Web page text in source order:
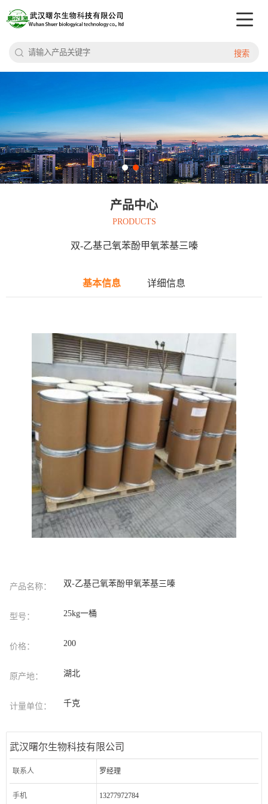
搜索
产品中心
PRODUCTS
双-乙基己氧苯酚甲氧苯基三嗪
基本信息 详细信息
产品名称： 双-乙基己氧苯酚甲氧苯基三嗪
型号： 25kg一桶
价格： 200
原产地： 湖北
计量单位： 千克
武汉曙尔生物科技有限公司
联系人 罗经理
手机 13277972784